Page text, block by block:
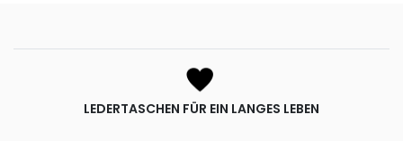
LEDERTASCHEN FÜR EIN LANGES LEBEN